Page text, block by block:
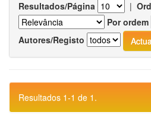
Resultados/Página |
Por ordem
Autores/Registo
Resultados 1-1 de 1.